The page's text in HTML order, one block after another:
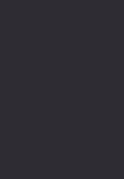
ッサージ 柏
ジ 柏若柴店…